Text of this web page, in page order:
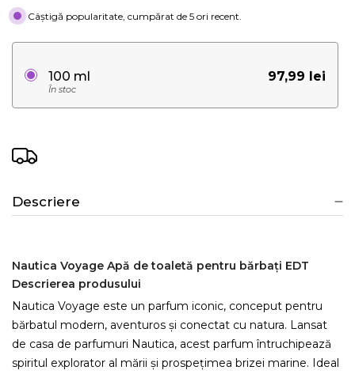
Câștigă popularitate, cumpărat de 5 ori recent.
97,99 lei
100 ml
În stoc
Descriere
Nautica Voyage Apă de toaletă pentru bărbați EDT
Descrierea produsului
Nautica Voyage este un parfum iconic, conceput pentru
bărbatul modern, aventuros și conectat cu natura. Lansat
de casa de parfumuri Nautica, acest parfum întruchipează
spiritul explorator al mării și prospețimea brizei marine. Ideal